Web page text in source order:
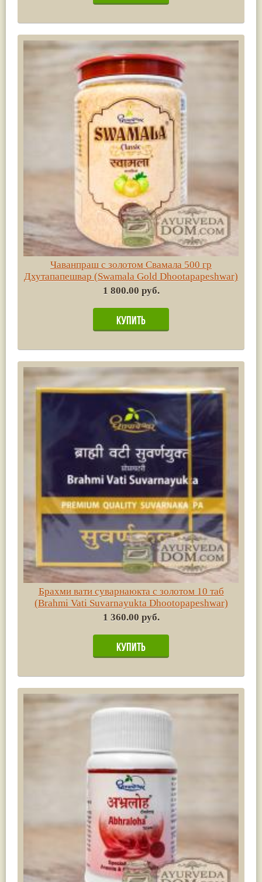
Чаванпраш c золотом Свамала 500 гр
Дхутапапешвар (Swamala Gold Dhootapapeshwar)
1 800.00 руб.
Брахми вати суварнаюкта с золотом 10 таб
(Brahmi Vati Suvarnayukta Dhootopapeshwar)
1 360.00 руб.